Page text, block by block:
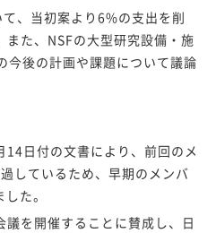
、当初案より6%の支出を削
た、NSFの大型研究設備・施
今後の計画や課題について議論
日付の文書により、前回のメ
しているため、早期のメンバ
た。
を開催することに賛成し、日